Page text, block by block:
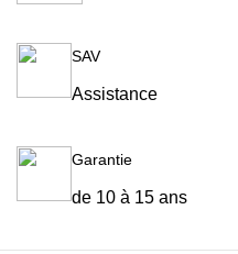
SAV
Assistance
Garantie
de 10 à 15 ans